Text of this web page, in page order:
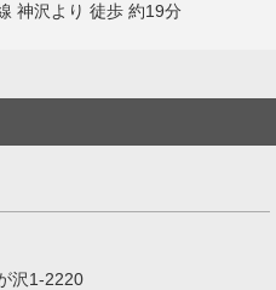
神沢より 徒歩 約19分
沢1-2220